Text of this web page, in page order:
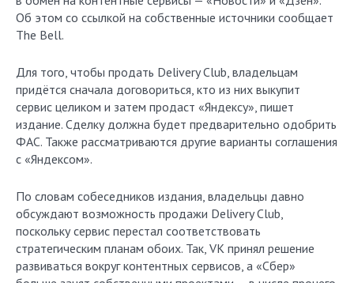
Об этом со ссылкой на собственные источники сообщает
The Bell.
Для того, чтобы продать Delivery Club, владельцам
придётся сначала договориться, кто из них выкупит
сервис целиком и затем продаст «Яндексу», пишет
издание. Сделку должна будет предварительно одобрить
ФАС. Также рассматриваются другие варианты соглашения
с «Яндексом».
По словам собеседников издания, владельцы давно
обсуждают возможность продажи Delivery Club,
поскольку сервис перестал соответствовать
стратегическим планам обоих. Так, VK принял решение
развиваться вокруг контентных сервисов, а «Сбер»